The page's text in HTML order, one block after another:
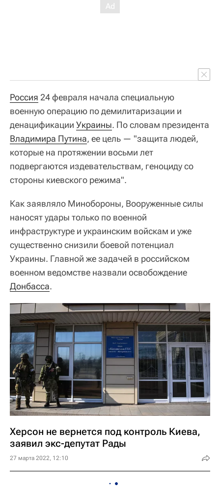
Россия 24 февраля начала специальную
военную операцию по демилитаризации и
денацификации Украины. По словам президента
Владимира Путина, ее цель — "защита людей,
которые на протяжении восьми лет
подвергаются издевательствам, геноциду со
стороны киевского режима".
Как заявляло Минобороны, Вооруженные силы
наносят удары только по военной
инфраструктуре и украинским войскам и уже
существенно снизили боевой потенциал
Украины. Главной же задачей в российском
военном ведомстве назвали освобождение
Донбасса.
Херсон не вернется под контроль Киева,
заявил экс-депутат Рады
27 марта 2022, 12:10